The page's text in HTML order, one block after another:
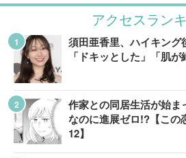
アクセスラン
須田亜香里、ハイキン
「ドキッとした」「肌
作家との同居生活が始
なのに進展ゼロ!?【この
12】